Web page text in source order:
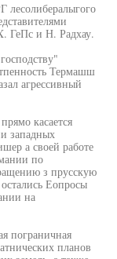
ГеПс и Н. Радхау.
Термашш
агрессивный
касается
западных
а своей работе
по
з прусскую
Еопросы
на
пограничная
планов